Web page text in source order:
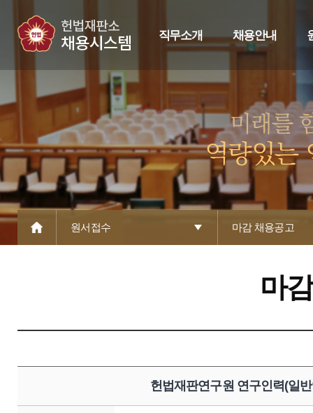
직무소개 채용안내
원서접수 마감 채용공고
마
헌법재판연구원 연구인력(일